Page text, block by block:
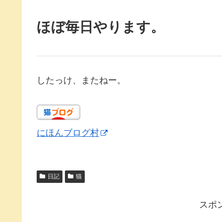
ほぼ毎日やります。
したっけ、またねー。
にほんブログ村
日記 猫
スポ